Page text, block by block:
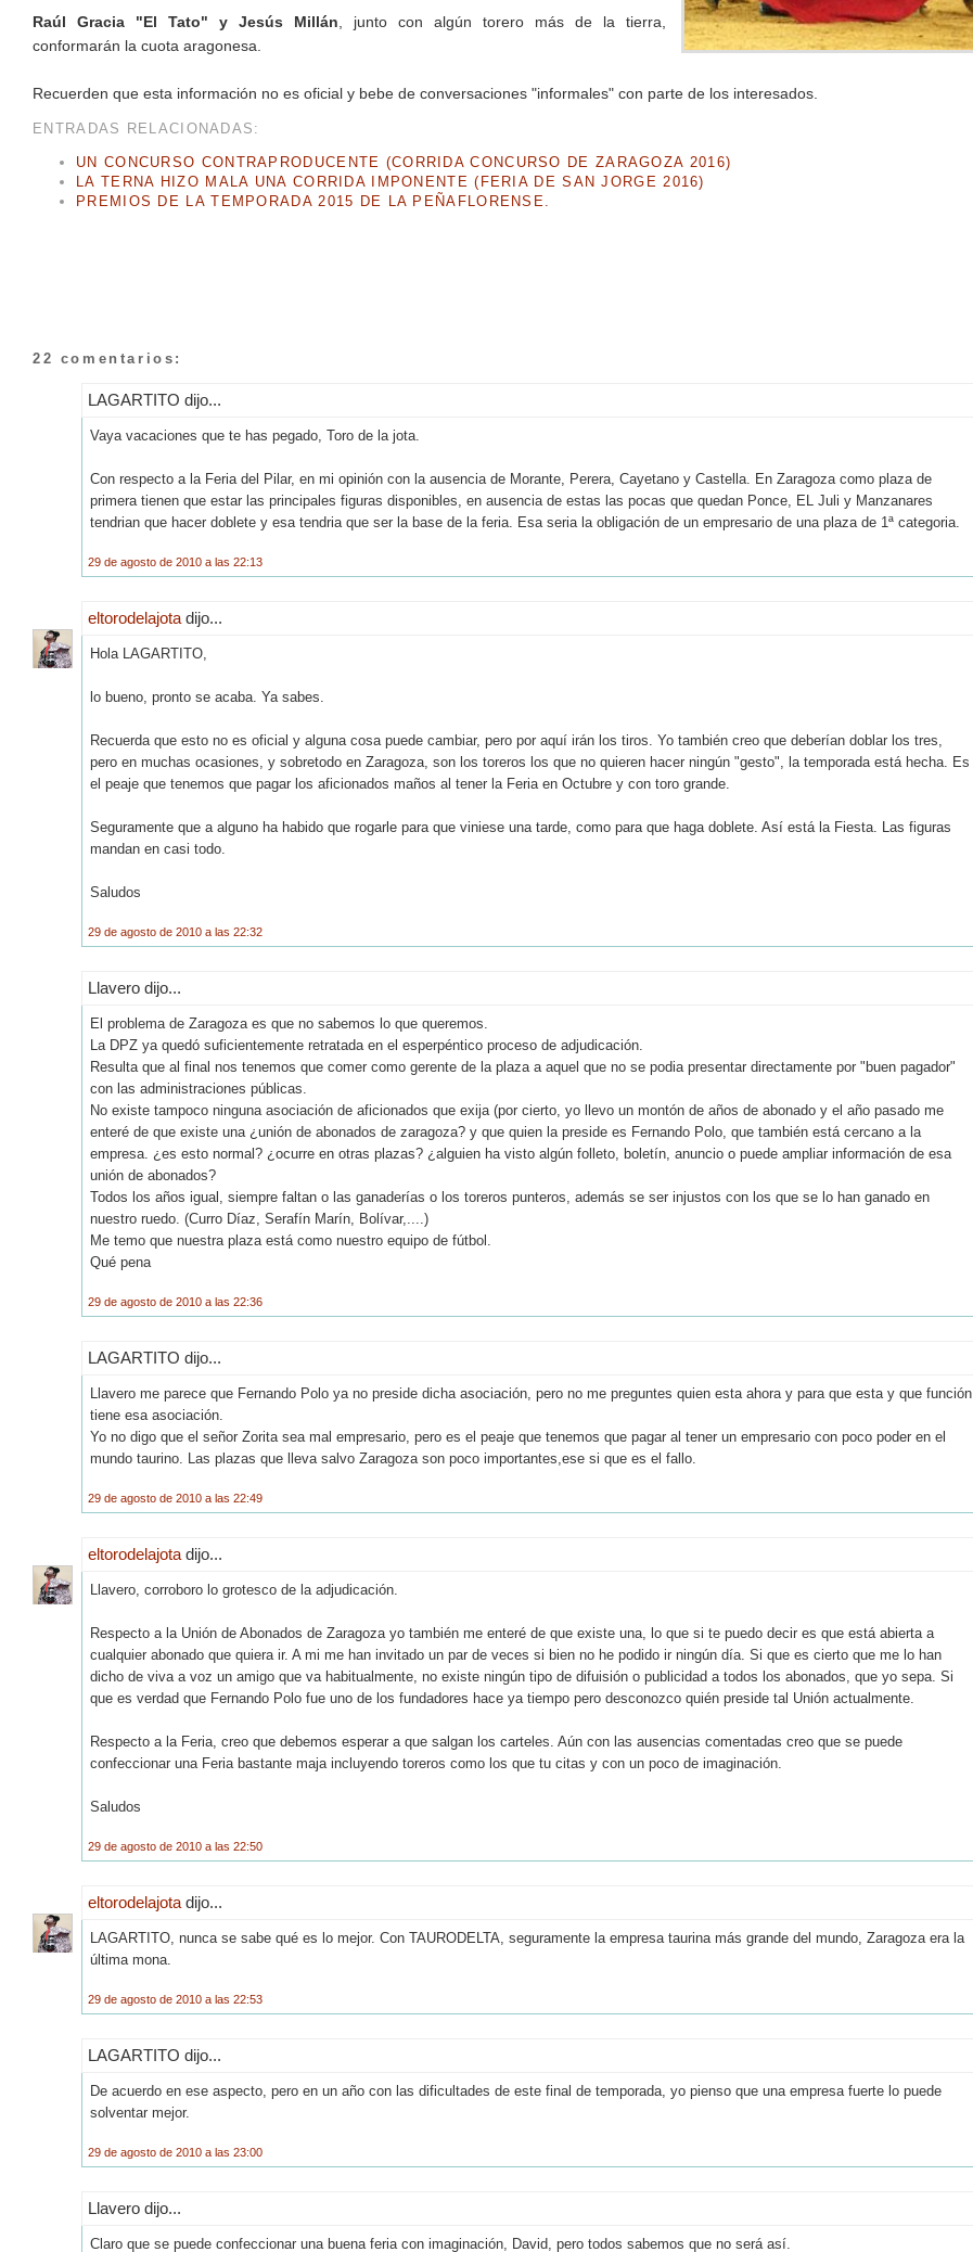
Raúl Gracia "El Tato" y Jesús Millán , junto con algún torero más de la tierra,
conformarán la cuota aragonesa.
Recuerden que esta información no es oficial y bebe de conversaciones "informales" con parte de los interesados.
ENTRADAS RELACIONADAS:
UN CONCURSO CONTRAPRODUCENTE (CORRIDA CONCURSO DE ZARAGOZA 2016)
LA TERNA HIZO MALA UNA CORRIDA IMPONENTE (FERIA DE SAN JORGE 2016)
PREMIOS DE LA TEMPORADA 2015 DE LA PEÑAFLORENSE.
22 comentarios:
LAGARTITO dijo...
Vaya vacaciones que te has pegado, Toro de la jota.
Con respecto a la Feria del Pilar, en mi opinión con la ausencia de Morante, Perera, Cayetano y Castella. En Zaragoza como plaza de
primera tienen que estar las principales figuras disponibles, en ausencia de estas las pocas que quedan Ponce, EL Juli y Manzanares
tendrian que hacer doblete y esa tendria que ser la base de la feria. Esa seria la obligación de un empresario de una plaza de 1ª categoria.
29 de agosto de 2010 a las 22:13
eltorodelajota dijo...
Hola LAGARTITO,
lo bueno, pronto se acaba. Ya sabes.
Recuerda que esto no es oficial y alguna cosa puede cambiar, pero por aquí irán los tiros. Yo también creo que deberían doblar los tres,
pero en muchas ocasiones, y sobretodo en Zaragoza, son los toreros los que no quieren hacer ningún "gesto", la temporada está hecha. Es
el peaje que tenemos que pagar los aficionados maños al tener la Feria en Octubre y con toro grande.
Seguramente que a alguno ha habido que rogarle para que viniese una tarde, como para que haga doblete. Así está la Fiesta. Las figuras
mandan en casi todo.
Saludos
29 de agosto de 2010 a las 22:32
Llavero dijo...
El problema de Zaragoza es que no sabemos lo que queremos.
La DPZ ya quedó suficientemente retratada en el esperpéntico proceso de adjudicación.
Resulta que al final nos tenemos que comer como gerente de la plaza a aquel que no se podia presentar directamente por "buen pagador"
con las administraciones públicas.
No existe tampoco ninguna asociación de aficionados que exija (por cierto, yo llevo un montón de años de abonado y el año pasado me
enteré de que existe una ¿unión de abonados de zaragoza? y que quien la preside es Fernando Polo, que también está cercano a la
empresa. ¿es esto normal? ¿ocurre en otras plazas? ¿alguien ha visto algún folleto, boletín, anuncio o puede ampliar información de esa
unión de abonados?
Todos los años igual, siempre faltan o las ganaderías o los toreros punteros, además se ser injustos con los que se lo han ganado en
nuestro ruedo. (Curro Díaz, Serafín Marín, Bolívar,....)
Me temo que nuestra plaza está como nuestro equipo de fútbol.
Qué pena
29 de agosto de 2010 a las 22:36
LAGARTITO dijo...
Llavero me parece que Fernando Polo ya no preside dicha asociación, pero no me preguntes quien esta ahora y para que esta y que función
tiene esa asociación.
Yo no digo que el señor Zorita sea mal empresario, pero es el peaje que tenemos que pagar al tener un empresario con poco poder en el
mundo taurino. Las plazas que lleva salvo Zaragoza son poco importantes,ese si que es el fallo.
29 de agosto de 2010 a las 22:49
eltorodelajota dijo...
Llavero, corroboro lo grotesco de la adjudicación.
Respecto a la Unión de Abonados de Zaragoza yo también me enteré de que existe una, lo que si te puedo decir es que está abierta a
cualquier abonado que quiera ir. A mi me han invitado un par de veces si bien no he podido ir ningún día. Si que es cierto que me lo han
dicho de viva a voz un amigo que va habitualmente, no existe ningún tipo de difuisión o publicidad a todos los abonados, que yo sepa. Si
que es verdad que Fernando Polo fue uno de los fundadores hace ya tiempo pero desconozco quién preside tal Unión actualmente.
Respecto a la Feria, creo que debemos esperar a que salgan los carteles. Aún con las ausencias comentadas creo que se puede
confeccionar una Feria bastante maja incluyendo toreros como los que tu citas y con un poco de imaginación.
Saludos
29 de agosto de 2010 a las 22:50
eltorodelajota dijo...
LAGARTITO, nunca se sabe qué es lo mejor. Con TAURODELTA, seguramente la empresa taurina más grande del mundo, Zaragoza era la
última mona.
29 de agosto de 2010 a las 22:53
LAGARTITO dijo...
De acuerdo en ese aspecto, pero en un año con las dificultades de este final de temporada, yo pienso que una empresa fuerte lo puede
solventar mejor.
29 de agosto de 2010 a las 23:00
Llavero dijo...
Claro que se puede confeccionar una buena feria con imaginación, David, pero todos sabemos que no será así.